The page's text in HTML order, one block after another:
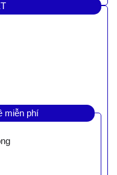
miễn phí